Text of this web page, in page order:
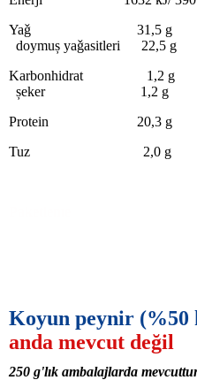
Yaǧ 31,5 g
doymuș yaǧasitleri 22,5 g
Karbonhidrat 1,2 g
șeker 1,2 g
Protein 20,3 g
Tuz 2,0 g
Koyun peynir (%50
anda mevcut değil
250 g'lık ambalajlarda